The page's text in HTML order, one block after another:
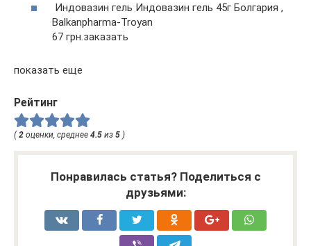
Индовазин гель Индовазин гель 45г Болгария ,
Balkanpharma-Troyan
67 грн.заказать
показать еще
Рейтинг
( 2 оценки, среднее 4.5 из 5 )
Понравилась статья? Поделиться с
друзьями: